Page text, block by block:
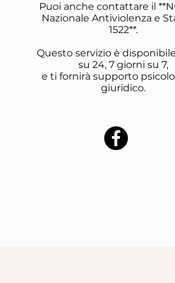
Puoi anche contattare il
Nazionale Antiviolenza e
1522**.
Questo servizio è
su 24, 7 giorni su 7,
e ti fornirà supporto
giuridico.